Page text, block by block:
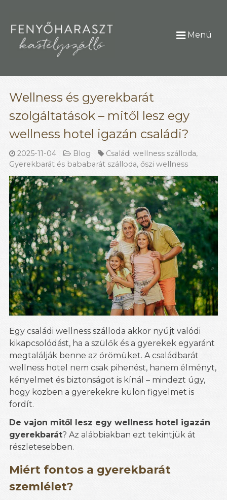
Menü
Wellness és gyerekbarát
szolgáltatások – mitől lesz egy
wellness hotel igazán családi?
2025-11-04 Blog Családi wellness szálloda,
Gyerekbarát és bababarát szálloda, őszi wellness
Egy családi wellness szálloda akkor nyújt valódi
kikapcsolódást, ha a szülők és a gyerekek egyaránt
megtalálják benne az örömüket. A családbarát
wellness hotel nem csak pihenést, hanem élményt,
kényelmet és biztonságot is kínál – mindezt úgy,
hogy közben a gyerekekre külön figyelmet is
fordít.
De vajon mitől lesz egy wellness hotel igazán
gyerekbarát? Az alábbiakban ezt tekintjük át
részletesebben.
Miért fontos a gyerekbarát
szemlélet?